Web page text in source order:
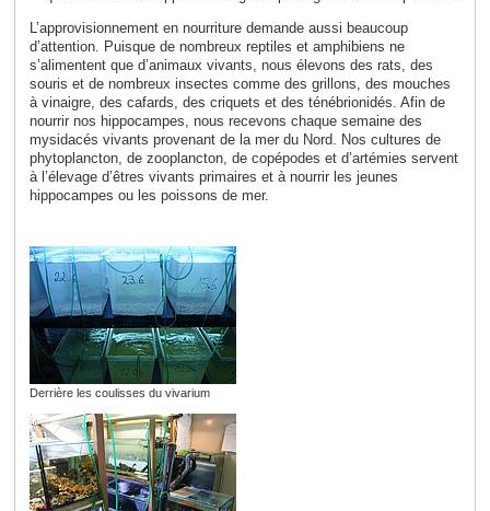
L’approvisionnement en nourriture demande aussi beaucoup
d’attention. Puisque de nombreux reptiles et amphibiens ne
s’alimentent que d’animaux vivants, nous élevons des rats, des
souris et de nombreux insectes comme des grillons, des mouches
à vinaigre, des cafards, des criquets et des ténébrionidés . Afin de
nourrir nos hippocampes, nous recevons chaque semaine des
mysidacés vivants provenant de la mer du Nord. Nos cultures de
phytoplancton, de zooplancton, de copépodes et d’artémies servent
à l’élevage d’êtres vivants primaires et à nourrir les jeunes
hippocampes ou les poissons de mer.
Derrière les coulisses du vivarium